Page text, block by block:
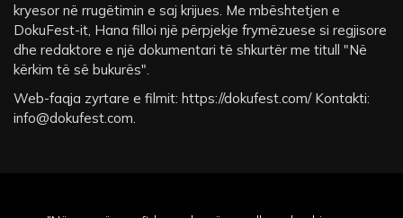
kryesor në rrugëtimin e saj krijues. Me mbështetjen e
DokuFest-it, Hana filloi një përpjekje frymëzuese si regjisore
dhe redaktore e një dokumentari të shkurtër me titull "Në
kërkim të së bukurës".
Web-faqja zyrtare e filmit: https://dokufest.com/ Kontakti:
info@dokufest.com